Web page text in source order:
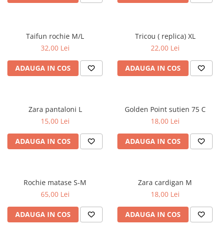
Taifun rochie M/L
32,00 Lei
ADAUGA IN COS
Tricou ( replica) XL
22,00 Lei
ADAUGA IN COS
Zara pantaloni L
15,00 Lei
ADAUGA IN COS
Golden Point sutien 75 C
18,00 Lei
ADAUGA IN COS
Rochie matase S-M
65,00 Lei
ADAUGA IN COS
Zara cardigan M
18,00 Lei
ADAUGA IN COS